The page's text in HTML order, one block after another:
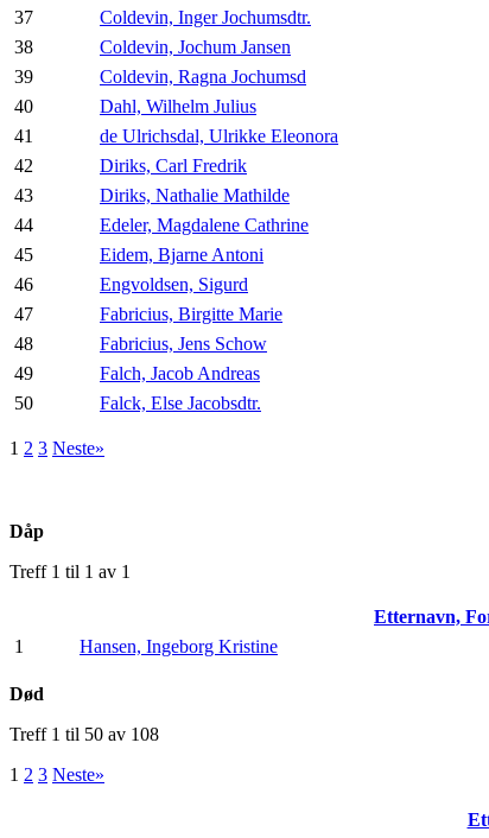
37
Coldevin, Inger Jochumsdtr.
38
Coldevin, Jochum Jansen
39
Coldevin, Ragna Jochumsd
40
Dahl, Wilhelm Julius
41
de Ulrichsdal, Ulrikke Eleonora
42
Diriks, Carl Fredrik
43
Diriks, Nathalie Mathilde
44
Edeler, Magdalene Cathrine
45
Eidem, Bjarne Antoni
46
Engvoldsen, Sigurd
47
Fabricius, Birgitte Marie
48
Fabricius, Jens Schow
49
Falch, Jacob Andreas
50
Falck, Else Jacobsdtr.
1 2 3 Neste»
Dåp
Treff 1 til 1 av 1
Etternavn,
1
Hansen, Ingeborg Kristine
Død
Treff 1 til 50 av 108
1 2 3 Neste»